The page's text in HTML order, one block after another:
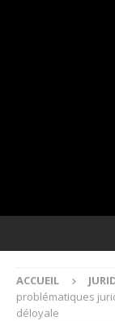
ACCUEIL
problématiques
déloyale